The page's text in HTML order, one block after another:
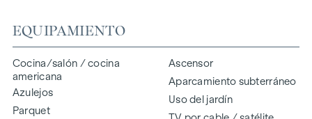
EQUIPAMIENTO
Cocina/salón / cocina
americana
Azulejos
Parquet
Ascensor
Aparcamiento subterráneo
Uso del jardín